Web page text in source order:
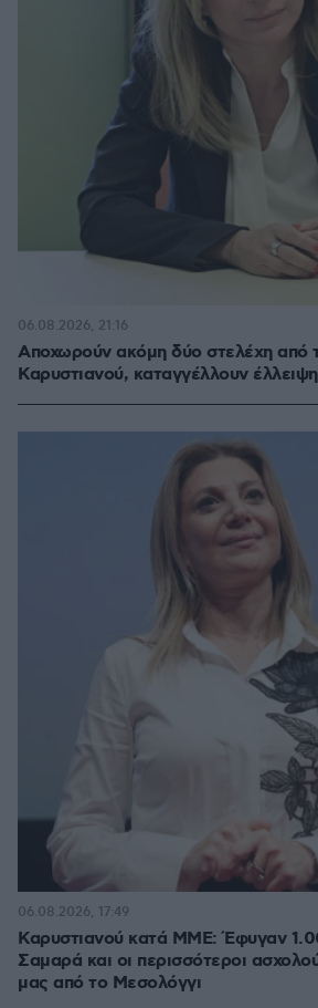
Αποχωρούν ακόμη δύο στελέχη από
Καρυστιανού, καταγγέλλουν
06.08.2026, 21:16
Καρυστιανού κατά ΜΜΕ: Έφυγαν
Σαμαρά και οι περισσότεροι
μας από το Μεσολόγγι
06.08.2026, 17:49